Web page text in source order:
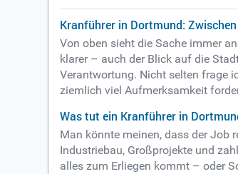
Kranführer in Dortmund:
Von oben sieht die Sache immer
klarer – auch der Blick auf die
Verantwortung. Nicht selten frage
ziemlich viel Aufmerksamkeit
Was tut ein Kranführer in
Man könnte meinen, dass der Job
Industriebau, Großprojekte und
alles zum Erliegen kommt – oder